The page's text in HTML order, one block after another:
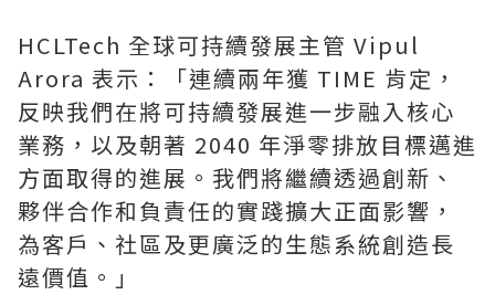
HCLTech 全球可持續發展主管 Vipul
Arora 表示：「連續兩年獲 TIME 肯定，
反映我們在將可持續發展進一步融入核心
業務，以及朝著 2040 年淨零排放目標邁進
方面取得的進展。我們將繼續透過創新、
夥伴合作和負責任的實踐擴大正面影響，
為客戶、社區及更廣泛的生態系統創造長
遠價值。」